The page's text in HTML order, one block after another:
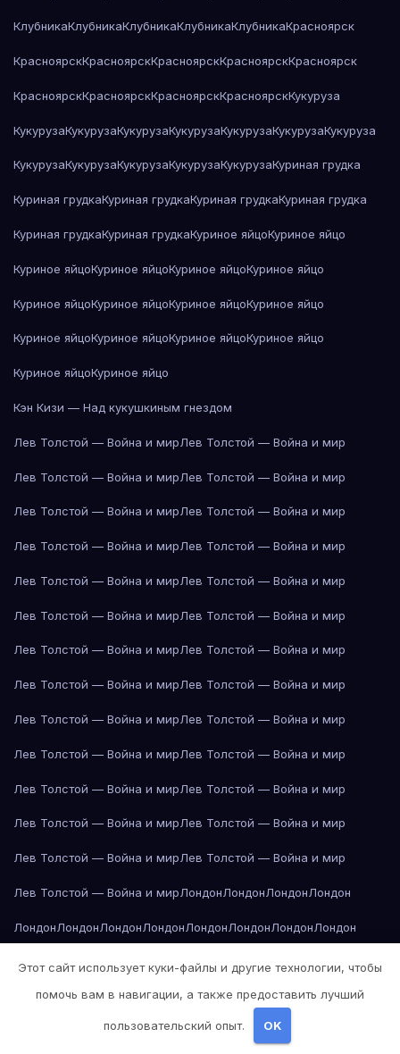
КлубникаКлубникаКлубникаКлубникаКлубникаКрасноярск
КрасноярскКрасноярскКрасноярскКрасноярскКрасноярск
КрасноярскКрасноярскКрасноярскКрасноярскКукуруза
КукурузаКукурузаКукурузаКукурузаКукурузаКукурузаКукуруза
КукурузаКукурузаКукурузаКукурузаКукурузаКуриная грудка
Куриная грудкаКуриная грудкаКуриная грудкаКуриная грудка
Куриная грудкаКуриная грудкаКуриное яйцоКуриное яйцо
Куриное яйцоКуриное яйцоКуриное яйцоКуриное яйцо
Куриное яйцоКуриное яйцоКуриное яйцоКуриное яйцо
Куриное яйцоКуриное яйцоКуриное яйцоКуриное яйцо
Куриное яйцоКуриное яйцо
Кэн Кизи — Над кукушкиным гнездом
Лев Толстой — Война и мирЛев Толстой — Война и мир
Лев Толстой — Война и мирЛев Толстой — Война и мир
Лев Толстой — Война и мирЛев Толстой — Война и мир
Лев Толстой — Война и мирЛев Толстой — Война и мир
Лев Толстой — Война и мирЛев Толстой — Война и мир
Лев Толстой — Война и мирЛев Толстой — Война и мир
Лев Толстой — Война и мирЛев Толстой — Война и мир
Лев Толстой — Война и мирЛев Толстой — Война и мир
Лев Толстой — Война и мирЛев Толстой — Война и мир
Лев Толстой — Война и мирЛев Толстой — Война и мир
Лев Толстой — Война и мирЛев Толстой — Война и мир
Лев Толстой — Война и мирЛев Толстой — Война и мир
Лев Толстой — Война и мирЛев Толстой — Война и мир
Лев Толстой — Война и мирЛондонЛондонЛондонЛондон
ЛондонЛондонЛондонЛондонЛондонЛондонЛондонЛондон
Лондон Лондон Лос-Анджелес Лос-Анджелес
Лос-АнджелесЛос-АнджелесЛос-АнджелесЛос-Анджелес
Лос-АнджелесЛос-АнджелесЛос-Анджелес
Этот сайт использует куки-файлы и другие технологии, чтобы
помочь вам в навигации, а также предоставить лучший
пользовательский опыт. OK